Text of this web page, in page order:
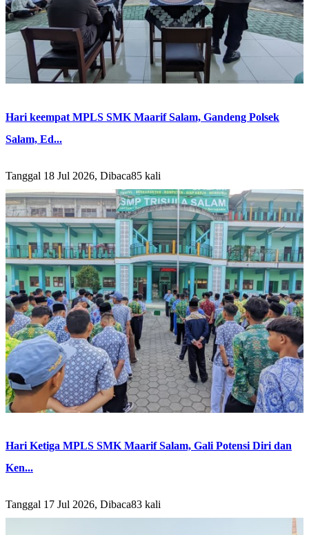
Hari keempat MPLS SMK Maarif Salam, Gandeng Polsek
Salam, Ed...
Tanggal 18 Jul 2026, Dibaca85 kali
Hari Ketiga MPLS SMK Maarif Salam, Gali Potensi Diri dan
Ken...
Tanggal 17 Jul 2026, Dibaca83 kali